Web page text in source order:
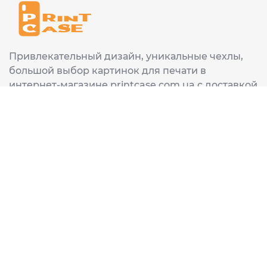
Привлекательный дизайн, уникальные чехлы,
большой выбор картинок для печати в
интернет-магазине printcase.com.ua с доставкой